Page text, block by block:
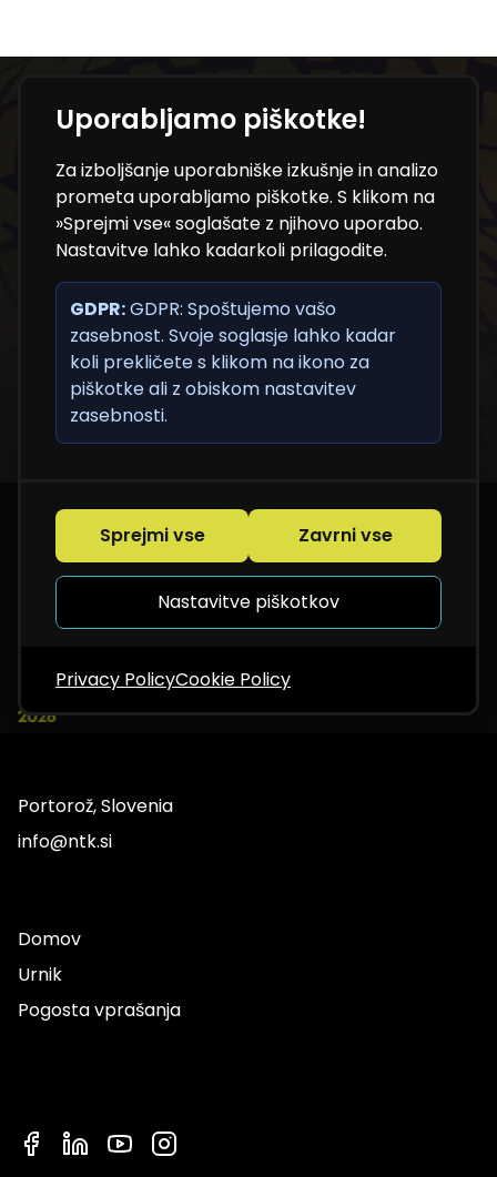
Uporabljamo piškotke!
Za izboljšanje uporabniške izkušnje in analizo
prometa uporabljamo piškotke. S klikom na
»Sprejmi vse« soglašate z njihovo uporabo.
Nastavitve lahko kadarkoli prilagodite.
GDPR:GDPR: Spoštujemo vašo
zasebnost. Svoje soglasje lahko kadar
koli prekličete s klikom na ikono za
piškotke ali z obiskom nastavitev
zasebnosti.
Sprejmi vse Zavrni vse
Nastavitve piškotkov
Privacy PolicyCookie Policy
Ne zamudite novosti iz
sveta NT konference
Prijavite se na e-novice in bodite med prvimi, ki
prejmejo programske novosti, pomembne
informacije in uporabne vsebine.
Portorož, Slovenia
info@ntk.si
Domov
Urnik
Pogosta vprašanja